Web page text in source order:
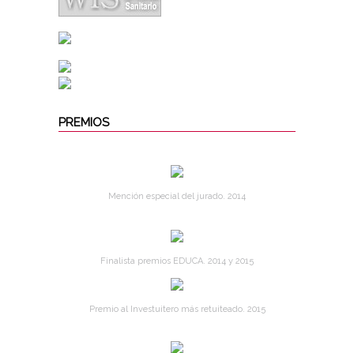
PREMIOS
Mención especial del jurado. 2014
Finalista premios EDUCA. 2014 y 2015
Premio al Investuitero más retuiteado. 2015